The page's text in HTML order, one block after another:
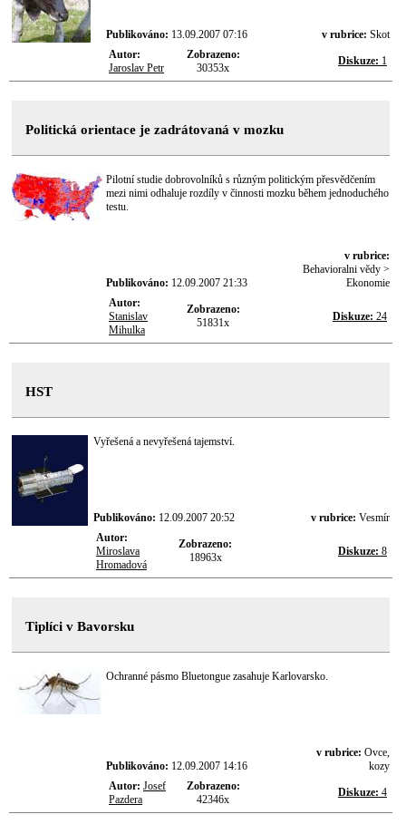
Publikováno: 13.09.2007 07:16 v rubrice: Skot
Autor:
Jaroslav Petr
Zobrazeno:
30353x
Diskuze: 1
Politická orientace je zadrátovaná v mozku
Pilotní studie dobrovolníků s různým politickým přesvědčením
mezi nimi odhaluje rozdíly v činnosti mozku během jednoduchého
testu.
Publikováno: 12.09.2007 21:33
v rubrice:
Behavioralni vědy >
Ekonomie
Autor:
Stanislav
Mihulka
Zobrazeno:
51831x
Diskuze: 24
HST
Vyřešená a nevyřešená tajemství.
Publikováno: 12.09.2007 20:52 v rubrice: Vesmír
Autor:
Miroslava
Hromadová
Zobrazeno:
18963x
Diskuze: 8
Tiplíci v Bavorsku
Ochranné pásmo Bluetongue zasahuje Karlovarsko.
Publikováno: 12.09.2007 14:16
v rubrice: Ovce,
kozy
Autor: Josef
Pazdera
Zobrazeno:
42346x
Diskuze: 4